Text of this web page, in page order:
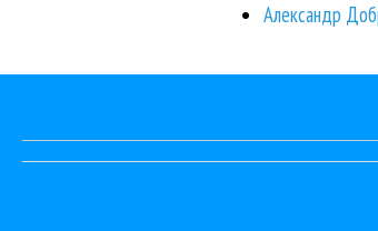
Александр